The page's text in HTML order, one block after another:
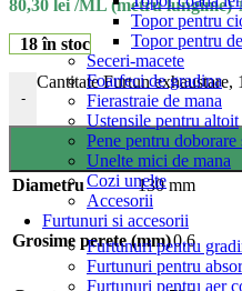
Topor pentru
Topor pentru
Seceri-macete
Foarfeci de gradina
Fierastraie de mana
Ustensile pentru altoit
Pene pentru doborare
Unelte mici de mana
Cozi unelte
Accesorii
Furtunuri si accesorii
Furtunuri pentru
Furtunuri pentru
Furtunuri pentru aer
80,30 lei /ML (metru lungime)
18 în stoc
-
Cantitate Furtun
Diametru 130 mm
Grosime perete (mm)0.6